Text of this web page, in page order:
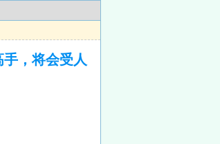
，将会受人